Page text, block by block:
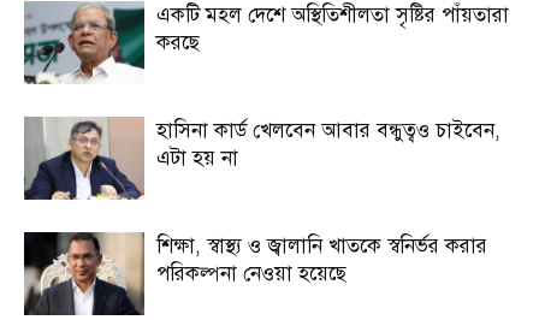
একটি মহল দেশে অস্থিতিশীলতা সৃষ্টির পাঁয়তারা
করছে
হাসিনা কার্ড খেলবেন আবার বন্ধুত্বও চাইবেন,
এটা হয় না
শিক্ষা, স্বাস্থ্য ও জ্বালানি খাতকে স্বনির্ভর করার
পরিকল্পনা নেওয়া হয়েছে